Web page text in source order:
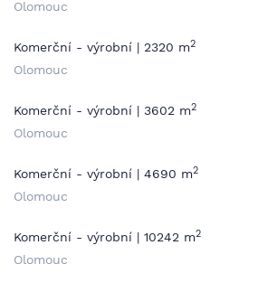
Olomouc
Komerční - výrobní | 2320 m2
Olomouc
Komerční - výrobní | 3602 m2
Olomouc
Komerční - výrobní | 4690 m2
Olomouc
Komerční - výrobní | 10242 m2
Olomouc